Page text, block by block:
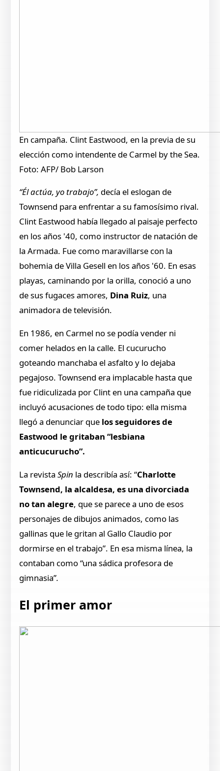
En campaña. Clint Eastwood, en la previa de su
elección como intendente de Carmel by the Sea.
Foto: AFP/ Bob Larson
“Él actúa, yo trabajo”, decía el eslogan de
Townsend para enfrentar a su famosísimo rival.
Clint Eastwood había llegado al paisaje perfecto
en los años '40, como instructor de natación de
la Armada. Fue como maravillarse con la
bohemia de Villa Gesell en los años '60. En esas
playas, caminando por la orilla, conoció a uno
de sus fugaces amores, Dina Ruiz, una
animadora de televisión.
En 1986, en Carmel no se podía vender ni
comer helados en la calle. El cucurucho
goteando manchaba el asfalto y lo dejaba
pegajoso. Townsend era implacable hasta que
fue ridiculizada por Clint en una campaña que
incluyó acusaciones de todo tipo: ella misma
llegó a denunciar que los seguidores de
Eastwood le gritaban “lesbiana
anticucurucho”.
La revistaSpin la describía así: “Charlotte
Townsend, la alcaldesa, es una divorciada
no tan alegre, que se parece a uno de esos
personajes de dibujos animados, como las
gallinas que le gritan al Gallo Claudio por
dormirse en el trabajo”. En esa misma línea, la
contaban como “una sádica profesora de
gimnasia”.
El primer amor